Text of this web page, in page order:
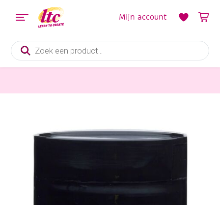
Producten
zoeken
Mijn account